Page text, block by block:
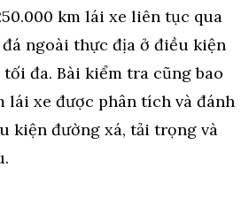
km lái xe liên tục qua
đá ngoài thực địa ở điều kiện
đa. Bài kiểm tra cũng bao
lái xe được phân tích và đánh
kiện đường xá, tải trọng và